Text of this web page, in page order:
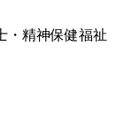
・精神保健福祉